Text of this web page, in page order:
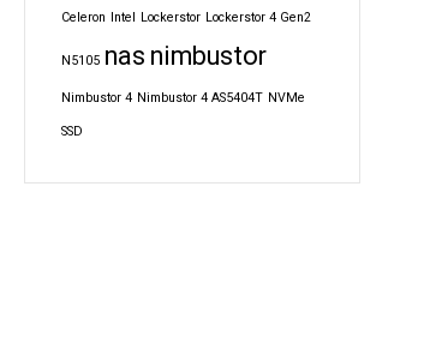
Celeron Intel Lockerstor Lockerstor 4 Gen2
N5105 nas nimbustor
Nimbustor 4 Nimbustor 4 AS5404T NVMe
SSD